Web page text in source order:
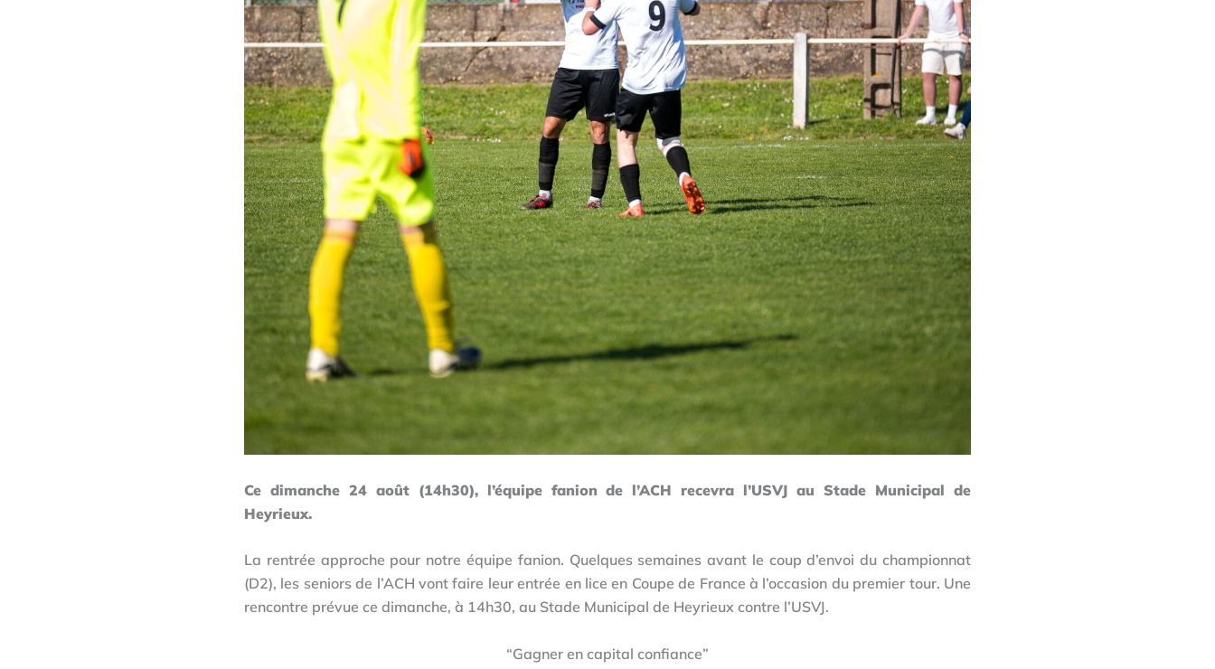
Ce dimanche 24 août (14h30), l’équipe fanion de l’ACH recevra l’USVJ au Stade Municipal de
Heyrieux.
La rentrée approche pour notre équipe fanion. Quelques semaines avant le coup d’envoi du championnat
(D2), les seniors de l’ACH vont faire leur entrée en lice en Coupe de France à l’occasion du premier tour. Une
rencontre prévue ce dimanche, à 14h30, au Stade Municipal de Heyrieux contre l’USVJ.
“Gagner en capital confiance”